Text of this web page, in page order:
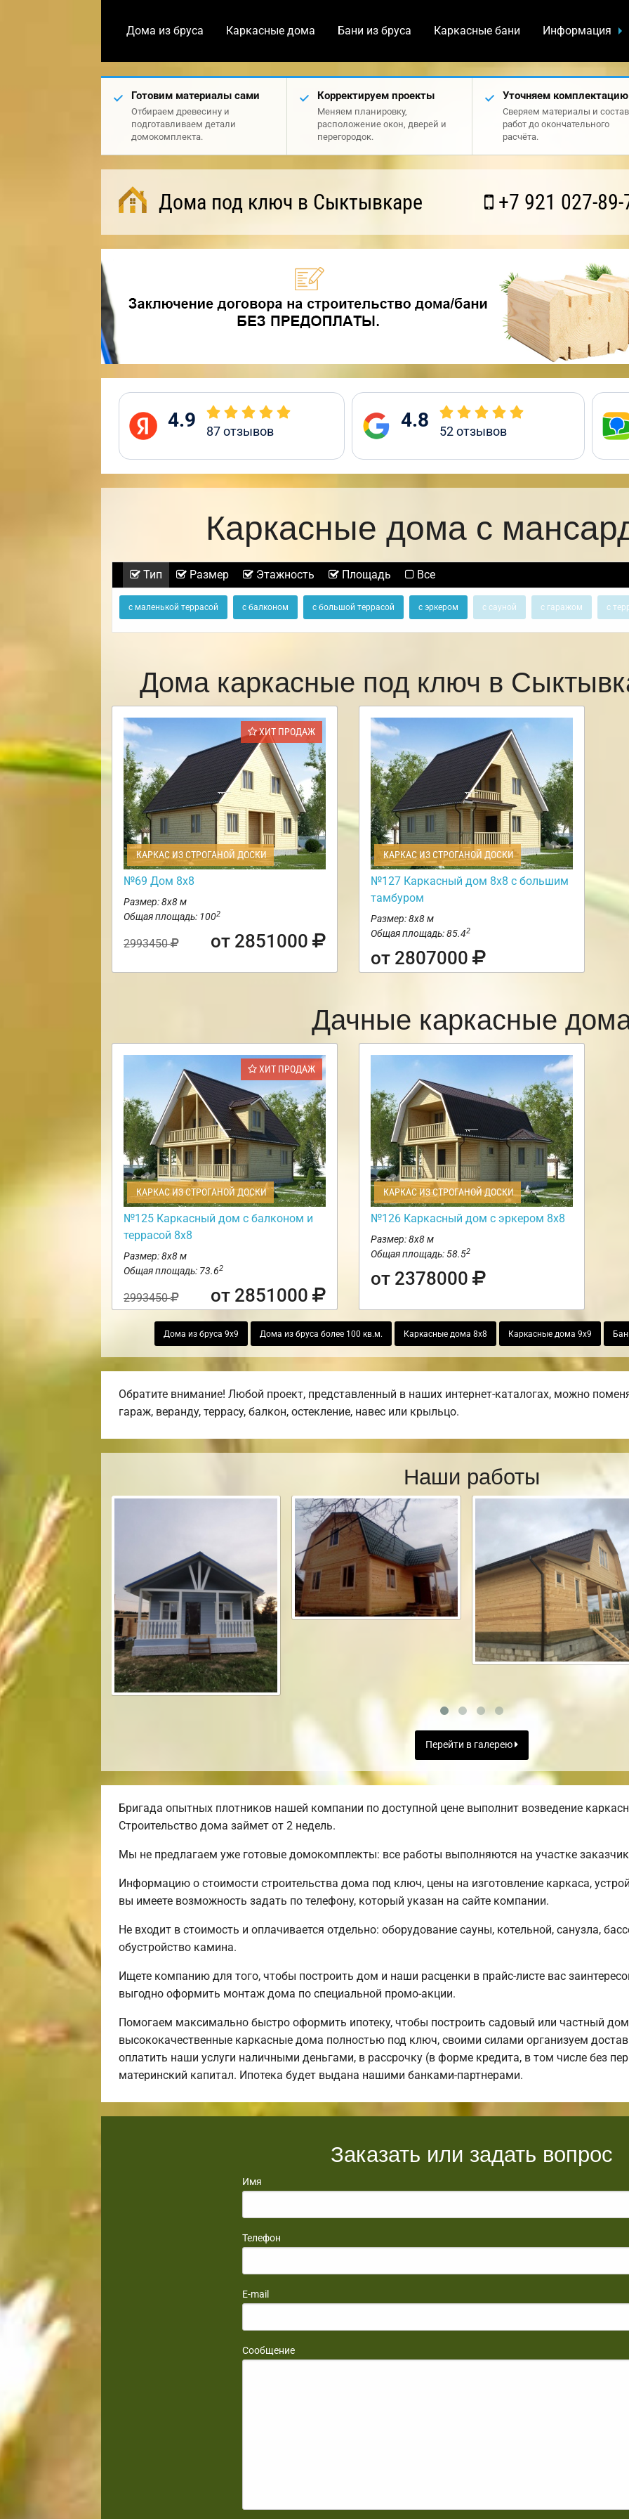
Дома из бруса Каркасные дома Бани из бруса Каркасные бани Информация
Готовим материалы сами
Отбираем древесину и
подготавливаем детали
домокомплекта.
Корректируем проекты
Меняем планировку,
расположение окон, дверей и
перегородок.
Уточняем комплектацию
Сверяем материалы и состав
работ до окончательного
расчёта.
Дома под ключ в Сыктывкаре +7 921 027-89-
4.9 87отзывов 4.8 52отзывов
Каркасные дома с
Тип Размер Этажность Площадь Все
с маленькой террасой с балконом с большой террасой с эркером с сауной с гаражом с
Дома каркасные под ключ в
ХИТ ПРОДАЖ
КАРКАС ИЗ СТРОГАНОЙ ДОСКИ
№69 Дом 8х8
Размер: 8х8 м
Общая площадь: 1002
2993450 от 2851000
КАРКАС ИЗ СТРОГАНОЙ ДОСКИ
№127 Каркасный дом 8х8 с большим
тамбуром
Размер: 8х8 м
Общая площадь: 85.42
от 2807000
Дачные каркасные
ХИТ ПРОДАЖ
КАРКАС ИЗ СТРОГАНОЙ ДОСКИ
№125 Каркасный дом с балконом и
террасой 8х8
Размер: 8х8 м
Общая площадь: 73.62
2993450 от 2851000
КАРКАС ИЗ СТРОГАНОЙ ДОСКИ
№126 Каркасный дом с эркером 8х8
Размер: 8х8 м
Общая площадь: 58.52
от 2378000
Дома из бруса 9х9 Дома из бруса более 100 кв.м. Каркасные дома 8х8 Каркасные дома 9х9
Обратите внимание! Любой проект, представленный в наших интернет-каталогах, можно
гараж, веранду, террасу, балкон, остекление, навес или крыльцо.
Наши работы
Перейти в галерею
Бригада опытных плотников нашей компании по доступной цене выполнит возведение
Строительство дома займет от 2 недель.
Мы не предлагаем уже готовые домокомплекты: все работы выполняются на участке
Информацию о стоимости строительства дома под ключ, цены на изготовление каркаса,
вы имеете возможность задать по телефону, который указан на сайте компании.
Не входит в стоимость и оплачивается отдельно: оборудование сауны, котельной, санузла,
обустройство камина.
Ищете компанию для того, чтобы построить дом и наши расценки в прайс-листе вас
выгодно оформить монтаж дома по специальной промо-акции.
Помогаем максимально быстро оформить ипотеку, чтобы построить садовый или частный
высококачественные каркасные дома полностью под ключ, своими силами организуем
оплатить наши услуги наличными деньгами, в рассрочку (в форме кредита, в том числе без
материнский капитал. Ипотека будет выдана нашими банками-партнерами.
Заказать или задать вопрос
Имя
Телефон
E-mail
Сообщение